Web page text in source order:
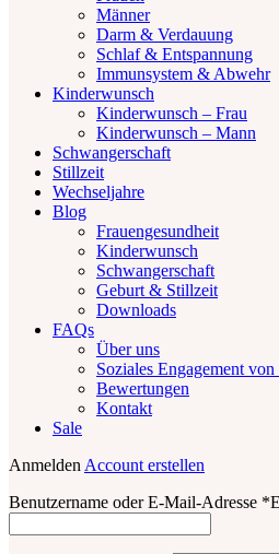
Männer
Darm & Verdauung
Schlaf & Entspannung
Immunsystem & Abwehr
Kinderwunsch
Kinderwunsch – Frau
Kinderwunsch – Mann
Schwangerschaft
Stillzeit
Wechseljahre
Blog
Frauengesundheit
Kinderwunsch
Schwangerschaft
Geburt & Stillzeit
Downloads
FAQs
Über uns
Soziales Engagement
Bewertungen
Kontakt
Sale
Anmelden Account erstellen
Benutzername oder E-Mail-Adresse *